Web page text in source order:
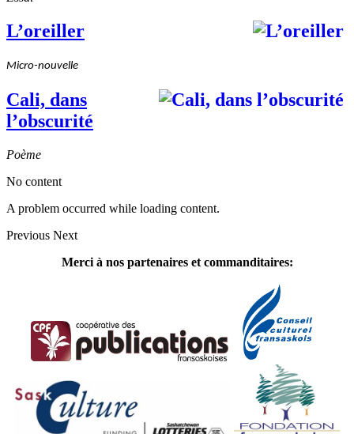
L’oreiller
Micro-nouvelle
Cali, dans
l’obscurité
Poème
No content
A problem occurred while loading content.
Previous Next
Merci à nos partenaires et commanditaires: